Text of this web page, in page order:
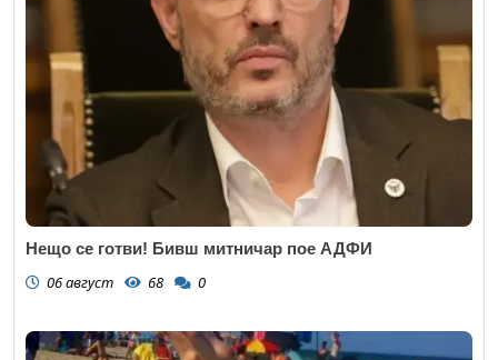
Нещо се готви! Бивш митничар пое АДФИ
06 август 68 0